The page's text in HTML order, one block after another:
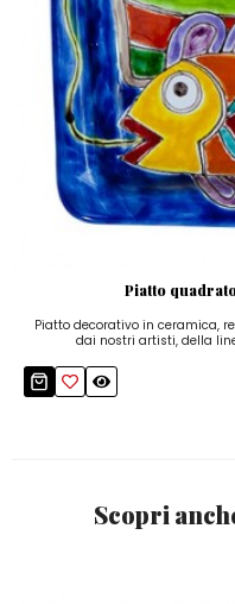
Piatto
Piatto decorativo in ceramica,
dai nostri artisti, della
Scopri